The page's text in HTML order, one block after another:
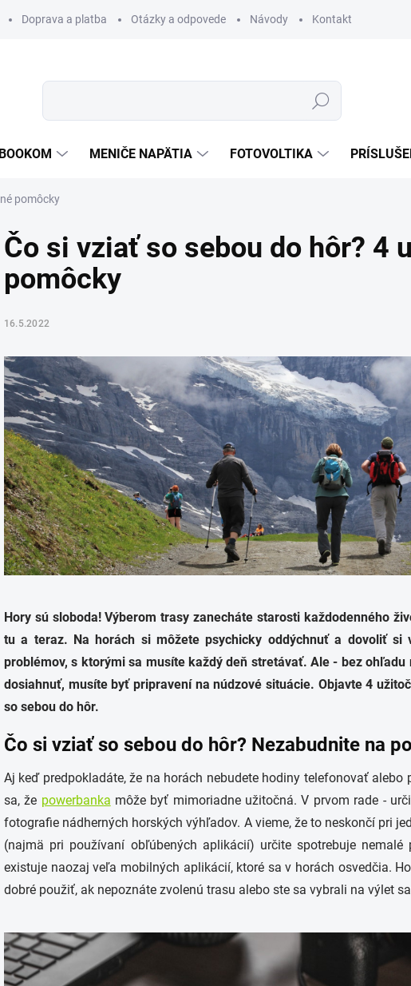
Doprava a platba Otázky a odpovede Návody Kontakt
Hľadať
MENIČE NAPÄTIA FOTOVOLTIKA
pomôcky
Čo si vziať so sebou do hôr? 4
pomôcky
16.5.2022
Hory sú sloboda! Výberom trasy zanecháte starosti každodenného
tu a teraz. Na horách si môžete psychicky oddýchnuť a dovoliť si
problémov, s ktorými sa musíte každý deň stretávať. Ale - bez
dosiahnuť, musíte byť pripravení na núdzové situácie. Objavte 4
so sebou do hôr.
Čo si vziať so sebou do hôr? Nezabudnite na
Aj keď predpokladáte, že na horách nebudete hodiny telefonovať
sa, že powerbanka môže byť mimoriadne užitočná. V prvom rade -
fotografie nádherných horských výhľadov. A vieme, že to neskončí pri
(najmä pri používaní obľúbených aplikácií) určite spotrebuje
existuje naozaj veľa mobilných aplikácií, ktoré sa v horách osvedčia.
dobré použiť, ak nepoznáte zvolenú trasu alebo ste sa vybrali na výlet